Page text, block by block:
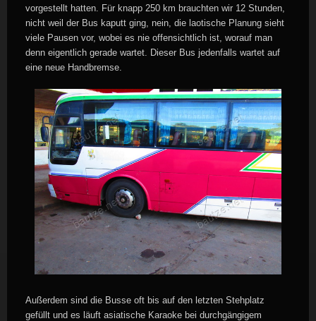
vorgestellt hatten. Für knapp 250 km brauchten wir 12 Stunden,
nicht weil der Bus kaputt ging, nein, die laotische Planung sieht
viele Pausen vor, wobei es nie offensichtlich ist, worauf man
denn eigentlich gerade wartet. Dieser Bus jedenfalls wartet auf
eine neue Handbremse.
Außerdem sind die Busse oft bis auf den letzten Stehplatz
gefüllt und es läuft asiatische Karaoke bei durchgängigem